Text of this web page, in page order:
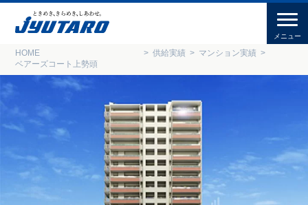
HOME 供給実績
マンション実績
ベアーズコート上勢頭